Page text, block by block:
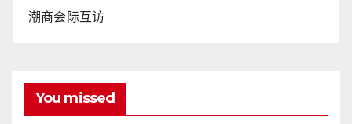
潮商会际互访
You missed